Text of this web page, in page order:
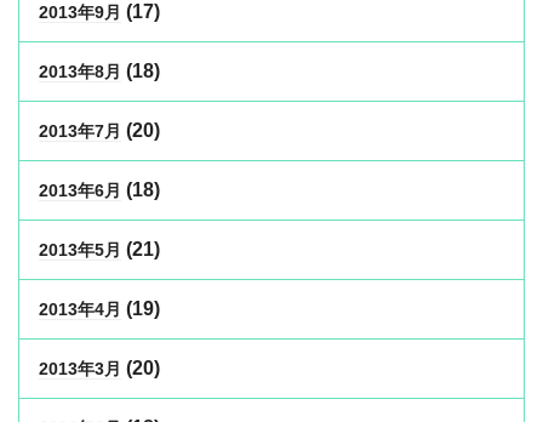
2013年9月 (17)
2013年8月 (18)
2013年7月 (20)
2013年6月 (18)
2013年5月 (21)
2013年4月 (19)
2013年3月 (20)